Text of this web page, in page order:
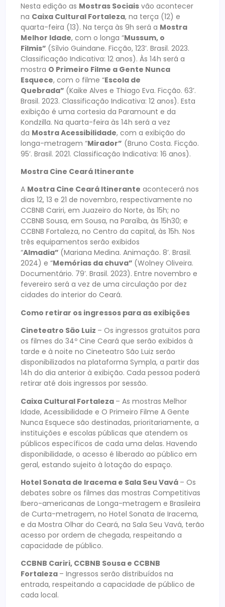
Nesta edição as Mostras Sociais vão acontecer
na Caixa Cultural Fortaleza, na terça (12) e
quarta-feira (13). Na terça às 9h será a Mostra
Melhor Idade, com o longa “Mussum, o
Filmis” (Sílvio Guindane. Ficção, 123’. Brasil. 2023.
Classificação Indicativa: 12 anos). Às 14h será a
mostra O Primeiro Filme a Gente Nunca
Esquece, com o filme “Escola de
Quebrada” (Kaike Alves e Thiago Eva. Ficção. 63’.
Brasil. 2023. Classificação Indicativa: 12 anos). Esta
exibição é uma cortesia da Paramount e da
Kondzilla. Na quarta-feira às 14h será a vez
da Mostra Acessibilidade, com a exibição do
longa-metragem “Mirador” (Bruno Costa. Ficção.
95’. Brasil. 2021. Classificação Indicativa: 16 anos).
Mostra Cine Ceará Itinerante
A Mostra Cine Ceará Itinerante acontecerá nos
dias 12, 13 e 21 de novembro, respectivamente no
CCBNB Cariri, em Juazeiro do Norte, às 15h; no
CCBNB Sousa, em Sousa, na Paraíba, às 15h30; e
CCBNB Fortaleza, no Centro da capital, às 15h. Nos
três equipamentos serão exibidos
“Almadia” (Mariana Medina. Animação. 8’. Brasil.
2024) e “Memórias da chuva” (Wolney Oliveira.
Documentário. 79’. Brasil. 2023). Entre novembro e
fevereiro será a vez de uma circulação por dez
cidades do interior do Ceará.
Como retirar os ingressos para as exibições
Cineteatro São Luiz – Os ingressos gratuitos para
os filmes do 34º Cine Ceará que serão exibidos à
tarde e à noite no Cineteatro São Luiz serão
disponibilizados na plataforma Sympla, a partir das
14h do dia anterior à exibição. Cada pessoa poderá
retirar até dois ingressos por sessão.
Caixa Cultural Fortaleza – As mostras Melhor
Idade, Acessibilidade e O Primeiro Filme A Gente
Nunca Esquece são destinadas, prioritariamente, a
instituições e escolas públicas que atendem os
públicos específicos de cada uma delas. Havendo
disponibilidade, o acesso é liberado ao público em
geral, estando sujeito à lotação do espaço.
Hotel Sonata de Iracema e Sala Seu Vavá – Os
debates sobre os filmes das mostras Competitivas
Ibero-americanas de Longa-metragem e Brasileira
de Curta-metragem, no Hotel Sonata de Iracema,
e da Mostra Olhar do Ceará, na Sala Seu Vavá, terão
acesso por ordem de chegada, respeitando a
capacidade de público.
CCBNB Cariri, CCBNB Sousa e CCBNB
Fortaleza – Ingressos serão distribuídos na
entrada, respeitando a capacidade de público de
cada local.